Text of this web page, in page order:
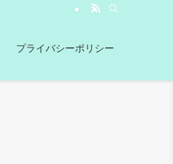
プライバシーポリシー